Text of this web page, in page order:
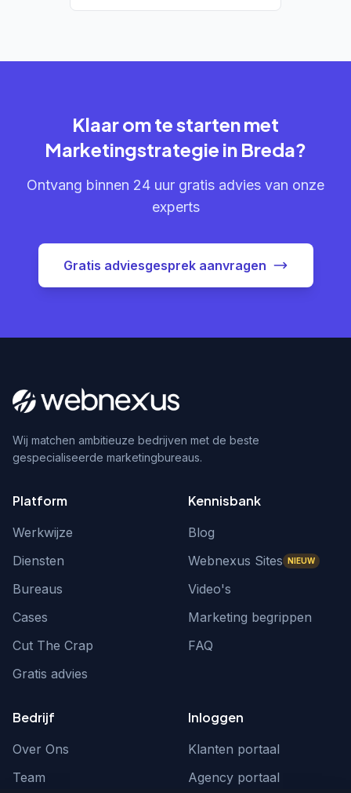
Klaar om te starten met
Marketingstrategie in Breda?
Ontvang binnen 24 uur gratis advies van onze
experts
Gratis adviesgesprek aanvragen
Wij matchen ambitieuze bedrijven met de beste
gespecialiseerde marketingbureaus.
Platform
Werkwijze
Diensten
Bureaus
Cases
Cut The Crap
Gratis advies
Kennisbank
Blog
Webnexus Sites NIEUW
Video's
Marketing begrippen
FAQ
Bedrijf
Over Ons
Team
Inloggen
Klanten portaal
Agency portaal